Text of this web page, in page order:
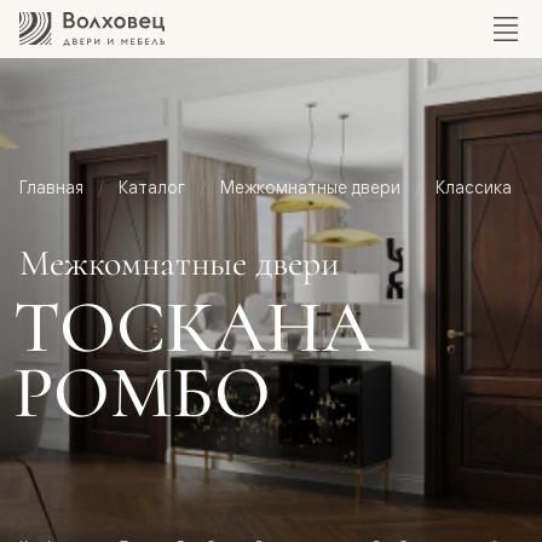
Главная Каталог Межкомнатные двери Классика
Межкомнатные двери
ТОСКАНА
РОМБО